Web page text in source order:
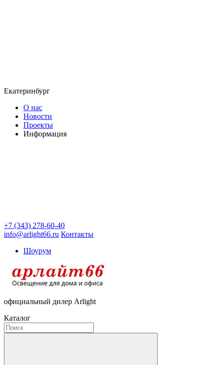
Екатеринбург
О нас
Новости
Проекты
Информация
+7 (343) 278-60-40
info@arlight66.ru Контакты
Шоурум
официальный дилер Arlight
Каталог